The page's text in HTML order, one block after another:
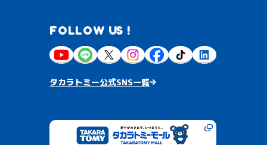
FOLLOW US !
タカラトミー公式SNS一覧